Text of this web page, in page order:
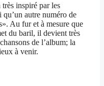
inspiré par les
autre numéro de
Au fur et à mesure que
du baril, il devient très
de l’album; la
à venir.